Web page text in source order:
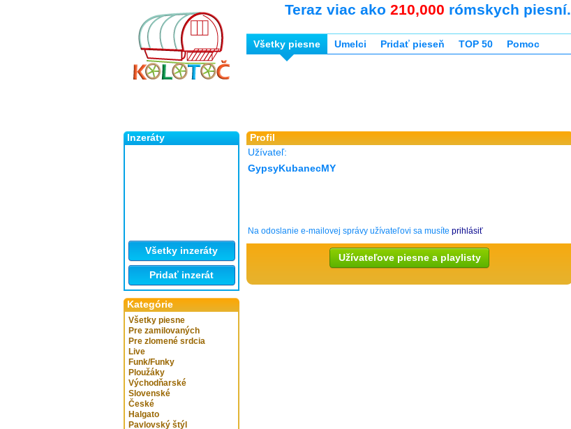
Inzeráty
Všetky inzeráty
Pridať inzerát
Kategórie
Všetky piesne
Pre zamilovaných
Pre zlomené srdcia
Live
Funk/Funky
Ploužáky
Východňarské
Slovenské
České
Halgato
Pavlovský štýl
Teraz viac ako 210,000 rómskych piesní.
Všetky piesne Umelci Pridať pieseň TOP 50 Pomoc
Profil
Užívateľ:
GypsyKubanecMY
Na odoslanie e-mailovej správy užívateľovi sa musíte prihlásiť
Užívateľove piesne a playlisty